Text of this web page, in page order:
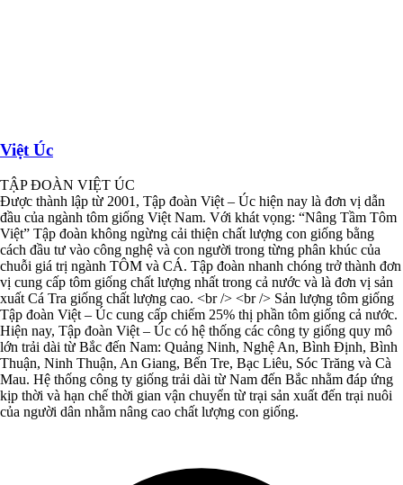
Việt Úc
TẬP ĐOÀN VIỆT ÚC
Được thành lập từ 2001, Tập đoàn Việt – Úc hiện nay là đơn vị dẫn
đầu của ngành tôm giống Việt Nam. Với khát vọng: “Nâng Tầm Tôm
Việt” Tập đoàn không ngừng cải thiện chất lượng con giống bằng
cách đầu tư vào công nghệ và con người trong từng phân khúc của
chuỗi giá trị ngành TÔM và CÁ. Tập đoàn nhanh chóng trở thành đơn
vị cung cấp tôm giống chất lượng nhất trong cả nước và là đơn vị sản
xuất Cá Tra giống chất lượng cao. <br /> <br /> Sản lượng tôm giống
Tập đoàn Việt – Úc cung cấp chiếm 25% thị phần tôm giống cả nước.
Hiện nay, Tập đoàn Việt – Úc có hệ thống các công ty giống quy mô
lớn trải dài từ Bắc đến Nam: Quảng Ninh, Nghệ An, Bình Định, Bình
Thuận, Ninh Thuận, An Giang, Bến Tre, Bạc Liêu, Sóc Trăng và Cà
Mau. Hệ thống công ty giống trải dài từ Nam đến Bắc nhằm đáp ứng
kịp thời và hạn chế thời gian vận chuyển từ trại sản xuất đến trại nuôi
của người dân nhằm nâng cao chất lượng con giống.